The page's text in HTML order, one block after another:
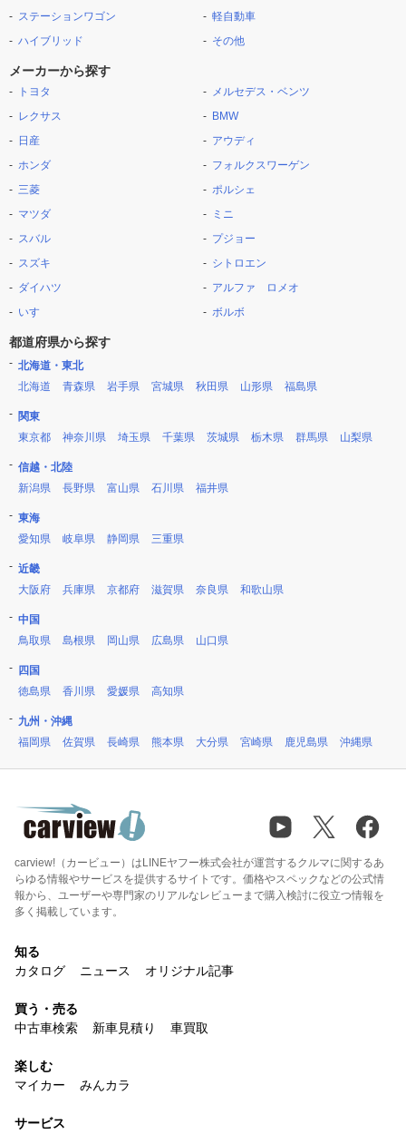
ステーションワゴン
ハイブリッド
軽自動車
その他
メーカーから探す
トヨタ
レクサス
日産
ホンダ
三菱
マツダ
スバル
スズキ
ダイハツ
いすゞ
メルセデス・ベンツ
BMW
アウディ
フォルクスワーゲン
ポルシェ
ミニ
プジョー
シトロエン
アルファ ロメオ
ボルボ
都道府県から探す
北海道・東北
北海道
青森県 岩手県 宮城県 秋田県 山形県 福島県
関東
東京都
神奈川県 埼玉県 千葉県 茨城県 栃木県 群馬県 山梨県
信越・北陸
新潟県
長野県 富山県 石川県 福井県
東海
愛知県
岐阜県 静岡県 三重県
近畿
大阪府
兵庫県 京都府 滋賀県 奈良県 和歌山県
中国
鳥取県
島根県 岡山県 広島県 山口県
四国
徳島県
香川県 愛媛県 高知県
九州・沖縄
福岡県
佐賀県 長崎県 熊本県 大分県 宮崎県 鹿児島県 沖縄県
carview!（カービュー）はLINEヤフー株式会社が運営するクルマに関するあ
らゆる情報やサービスを提供するサイトです。価格やスペックなどの公式情
報から、ユーザーや専門家のリアルなレビューまで購入検討に役立つ情報を
多く掲載しています。
知る
カタログ
ニュース オリジナル記事
買う・売る
中古車検索
新車見積り 車買取
楽しむ
マイカー
みんカラ
サービス